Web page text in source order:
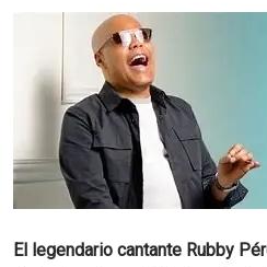
Email
El legendario cantante Rubby